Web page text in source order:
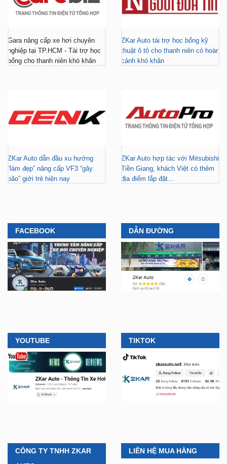
Gara nâng cấp xe hơi chuyên
nghiệp tại TP.HCM - Tài trợ học
bổng cho thanh niên khó khăn
ZKar Auto tài trợ học bổng kỹ
thuật ô tô cho thanh niên có hoàn
cảnh khó khăn
ZKar Auto dẫn đầu xu hướng
“làm đẹp” nâng cấp VF3 “gây
bão” giới trẻ hiện nay
ZKar Auto hợp tác với Mitsubishi
Tiền Giang, khách Việt có thêm
địa điểm lắp đặt...
FACEBOOK DẪN ĐƯỜNG
YOUTUBE TIKTOK
CÔNG TY TNHH ZKAR
LIÊN HỆ MUA HÀNG